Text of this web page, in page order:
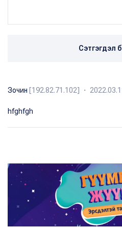
Сэтгэгдэл
Зочин [192.82.71.102] ・
hfghfgh